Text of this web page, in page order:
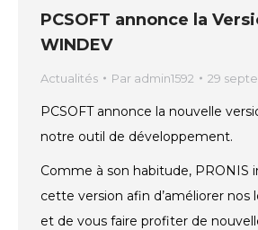
PCSOFT annonce la
WINDEV
Actualités Par admin1592 29
PCSOFT annonce la nouvelle
notre outil de développement.
Comme à son habitude, PRONIS
cette version afin d’améliorer nos
et de vous faire profiter de